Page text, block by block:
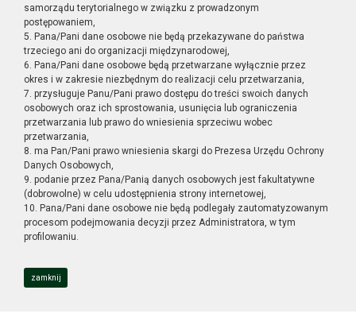
samorządu terytorialnego w związku z prowadzonym
postępowaniem,
5. Pana/Pani dane osobowe nie będą przekazywane do państwa
trzeciego ani do organizacji międzynarodowej,
6. Pana/Pani dane osobowe będą przetwarzane wyłącznie przez
okres i w zakresie niezbędnym do realizacji celu przetwarzania,
7. przysługuje Panu/Pani prawo dostępu do treści swoich danych
osobowych oraz ich sprostowania, usunięcia lub ograniczenia
przetwarzania lub prawo do wniesienia sprzeciwu wobec
przetwarzania,
8. ma Pan/Pani prawo wniesienia skargi do Prezesa Urzędu Ochrony
Danych Osobowych,
9. podanie przez Pana/Panią danych osobowych jest fakultatywne
(dobrowolne) w celu udostępnienia strony internetowej,
10. Pana/Pani dane osobowe nie będą podlegały zautomatyzowanym
procesom podejmowania decyzji przez Administratora, w tym
profilowaniu.
zamknij